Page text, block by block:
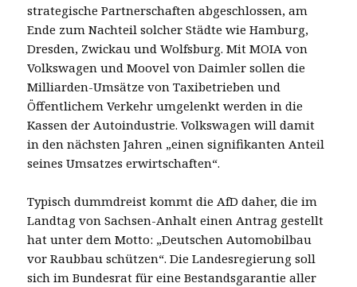
strategische Partnerschaften abgeschlossen, am
Ende zum Nachteil solcher Städte wie Hamburg,
Dresden, Zwickau und Wolfsburg. Mit MOIA von
Volkswagen und Moovel von Daimler sollen die
Milliarden-Umsätze von Taxibetrieben und
Öffentlichem Verkehr umgelenkt werden in die
Kassen der Autoindustrie. Volkswagen will damit
in den nächsten Jahren „einen signifikanten Anteil
seines Umsatzes erwirtschaften“.
Typisch dummdreist kommt die AfD daher, die im
Landtag von Sachsen-Anhalt einen Antrag gestellt
hat unter dem Motto: „Deutschen Automobilbau
vor Raubbau schützen“. Die Landesregierung soll
sich im Bundesrat für eine Bestandsgarantie aller